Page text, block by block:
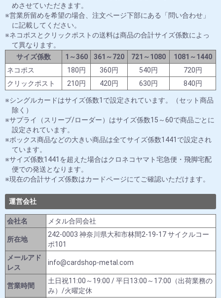
めさせていただきます。
営業所留めを希望の場合、注文ページ下部にある「問い合わせ」
に記載してください。
ネコポスとクリックポストの送料は商品の合計サイズ係数によっ
て異なります。
サイズ係数
1～360 361～720 721～1080
1081～1440
ネコポス
180円 360円 540円
720円
クリックポスト
210円 420円 630円 840円
シングルカードはサイズ係数1で設定されています。（セット商品
除く）
サプライ（スリーブ/ローダー）はサイズ係数15～60で商品ごとに
設定されています。
ボックス商品などの大きい商品は全てサイズ係数1441で設定され
ています。
サイズ係数1441を超えた場合はクロネコヤマト宅急便・飛脚宅配
便での発送となります。
現在の合計サイズ係数はカードページにてご確認いただけます。
運営会社
会社名 メタル合同会社
所在地
242-0003 神奈川県大和市林間2-19-17 サイクルコー
ポ101
メールアド
レス
info@cardshop-metal.com
営業時間
土日祝11:00～19:00 / 平日13:00～17:00（出荷業務の
み）/火曜定休